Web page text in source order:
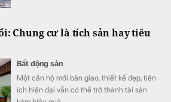
Chung cư là tích sản hay tiêu
Bất động sản
Một căn hộ mới bàn giao, thiết kế đẹp, tiện
ích hiện đại vẫn có thể trở thành tài sản